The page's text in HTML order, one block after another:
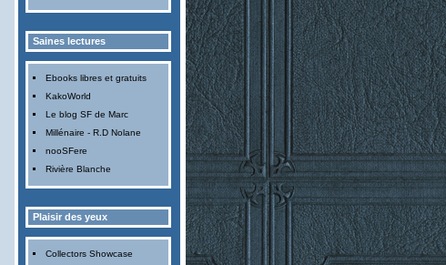
Saines lectures
Ebooks libres et gratuits
KakoWorld
Le blog SF de Marc
Millénaire - R.D Nolane
nooSFere
Rivière Blanche
Plaisir des yeux
Collectors Showcase